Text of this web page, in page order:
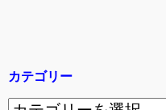
カテゴリー